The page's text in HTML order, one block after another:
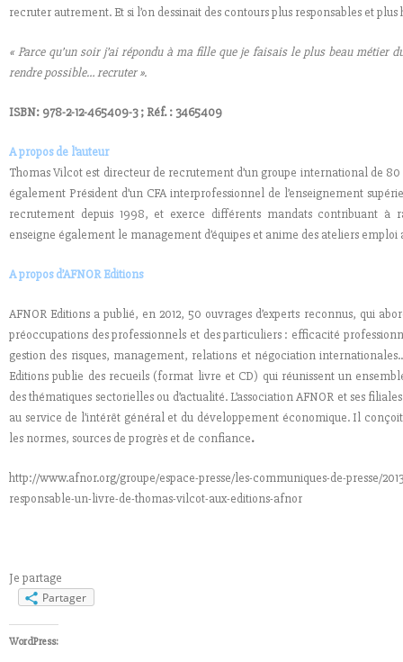
recruter autrement. Et si l’on dessinait des contours plus responsables et
« Parce qu’un soir j’ai répondu à ma fille que je faisais le plus beau métier
rendre possible… recruter ».
ISBN: 978-2-12-465409-3 ; Réf. : 3465409
A propos de l’auteur
Thomas Vilcot est directeur de recrutement d’un groupe international de
également Président d’un CFA interprofessionnel de l’enseignement
recrutement depuis 1998, et exerce différents mandats contribuant à
enseigne également le management d’équipes et anime des ateliers emploi
A propos d’AFNOR Editions
AFNOR Editions a publié, en 2012, 50 ouvrages d’experts reconnus, qui
préoccupations des professionnels et des particuliers : efficacité
gestion des risques, management, relations et négociation
Editions publie des recueils (format livre et CD) qui réunissent un
des thématiques sectorielles ou d’actualité. L’association AFNOR et ses
au service de l’intérêt général et du développement économique. Il
les normes, sources de progrès et de confiance.
http://www.afnor.org/groupe/espace-presse/les-communiques-de-presse/
responsable-un-livre-de-thomas-vilcot-aux-editions-afnor
Je partage
Partager
WordPress: